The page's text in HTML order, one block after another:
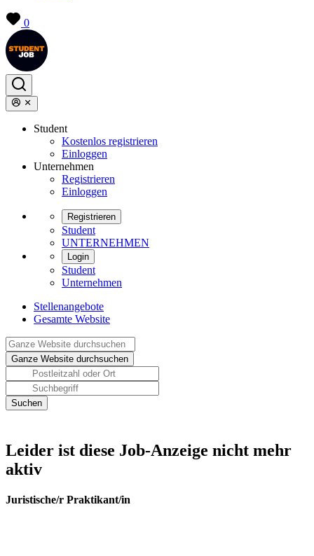
0
Student
Kostenlos registrieren
Einloggen
Unternehmen
Registrieren
Einloggen
Registrieren
Student
UNTERNEHMEN
Login
Student
Unternehmen
Stellenangebote
Gesamte Website
Leider ist diese Job-Anzeige nicht mehr
aktiv
Juristische/r Praktikant/in